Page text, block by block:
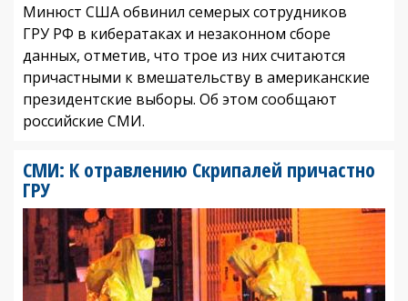
Минюст США обвинил семерых сотрудников
ГРУ РФ в кибератаках и незаконном сборе
данных, отметив, что трое из них считаются
причастными к вмешательству в американские
президентские выборы. Об этом сообщают
российские СМИ.
СМИ: К отравлению Скрипалей причастно
ГРУ